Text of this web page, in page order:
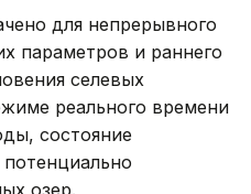
для непрерывного
параметров и раннего
селевых
реального времени
состояние
озер.